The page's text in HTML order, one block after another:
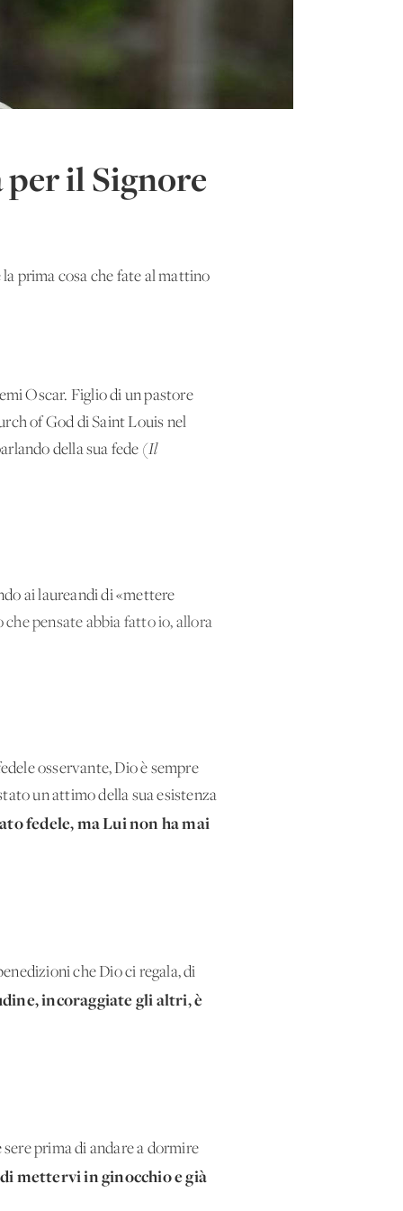
per il Signore
prima cosa che fate al mattino
Oscar. Figlio di un pastore
of God di Saint Louis nel
della sua fede (Il
ai laureandi di «mettere
che pensate abbia fatto io, allora
osservante, Dio è sempre
un attimo della sua esistenza
fedele, ma Lui non ha mai
che Dio ci regala, di
incoraggiate gli altri, è
prima di andare a dormire
mettervi in ginocchio e già